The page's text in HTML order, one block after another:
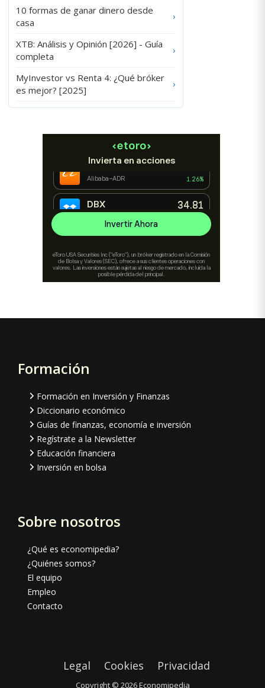
10 formas de ganar dinero desde
casa
›
XTB: Análisis y Opinión [2026] - Guía
completa
›
MyInvestor vs Renta 4: ¿Qué bróker
es mejor? [2025]
›
Footer
Formación
Formación en Inversión y Finanzas
Diccionario económico
Guías de finanzas, economía e inversión
Regístrate a la Newsletter
Educación financiera
Inversión en bolsa
Sobre nosotros
¿Qué es economipedia?
¿Quiénes somos?
El equipo
Empleo
Contacto
Legal Cookies Privacidad
Copyright © 2026Economipedia